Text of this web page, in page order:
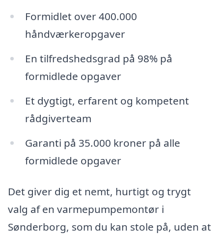
Formidlet over 400.000
håndværkeropgaver
En tilfredshedsgrad på 98% på
formidlede opgaver
Et dygtigt, erfarent og kompetent
rådgiverteam
Garanti på 35.000 kroner på alle
formidlede opgaver
Det giver dig et nemt, hurtigt og trygt
valg af en varmepumpemontør i
Sønderborg, som du kan stole på, uden at